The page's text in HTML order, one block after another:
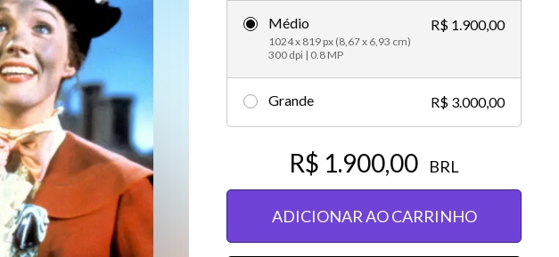
Médio
1024 x 819 px (8,67 x 6,93 cm)
300 dpi | 0.8 MP
R$ 1.900,00
Grande R$ 3.000,00
R$ 1.900,00 BRL
ADICIONAR AO CARRINHO